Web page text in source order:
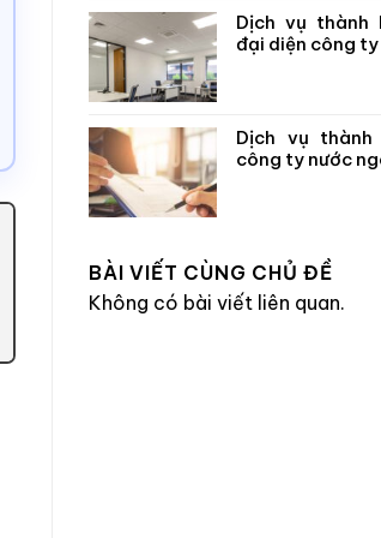
Dịch vụ thành
đại diện công
Dịch vụ
công ty nước
BÀI VIẾT CÙNG CHỦ ĐỀ
Không có bài viết liên quan.